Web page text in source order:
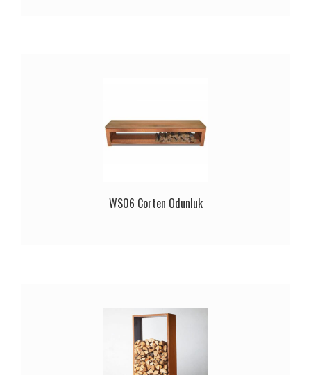
WS06 Corten Odunluk